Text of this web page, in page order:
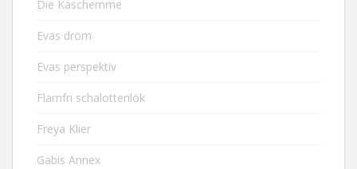
Die Kaschemme
Evas dröm
Evas perspektiv
Flarnfri schalottenlök
Freya Klier
Gabis Annex